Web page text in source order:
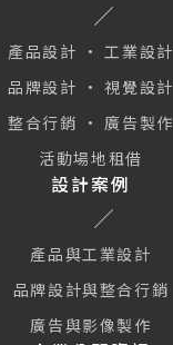
產品設計 · 工業設計
品牌設計 · 視覺設計
整合行銷 · 廣告製作
活動場地租借
設計案例
產品與工業設計
品牌設計與整合行銷
廣告與影像製作